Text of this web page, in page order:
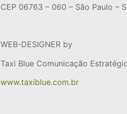
CEP 06763 – 060 – São Paulo –
WEB-DESIGNER by
Taxi Blue Comunicação
www.taxiblue.com.br